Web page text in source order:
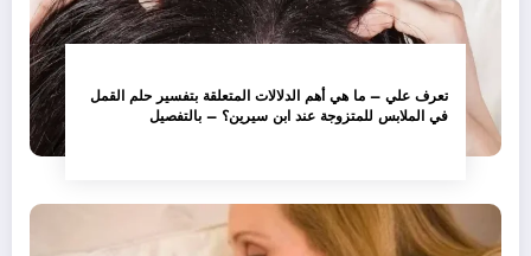
تعرف علي – ما هي أهم الدلالات المتعلقة بتفسير حلم القمل
في الملابس للمتزوجة عند ابن سيرين؟ – بالتفصيل